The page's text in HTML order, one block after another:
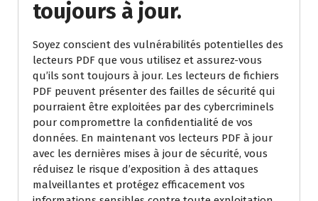
toujours à jour.
Soyez conscient des vulnérabilités potentielles des
lecteurs PDF que vous utilisez et assurez-vous
qu’ils sont toujours à jour. Les lecteurs de fichiers
PDF peuvent présenter des failles de sécurité qui
pourraient être exploitées par des cybercriminels
pour compromettre la confidentialité de vos
données. En maintenant vos lecteurs PDF à jour
avec les dernières mises à jour de sécurité, vous
réduisez le risque d’exposition à des attaques
malveillantes et protégez efficacement vos